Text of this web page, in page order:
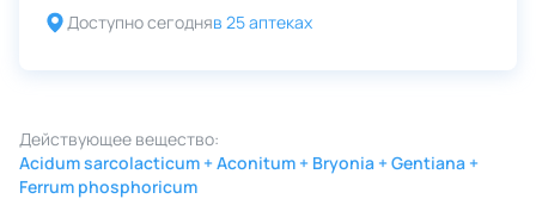
Доступно сегодняв 25 аптеках
Действующее вещество:
Acidum sarcolacticum + Aconitum + Bryonia + Gentiana +
Ferrum phosphoricum